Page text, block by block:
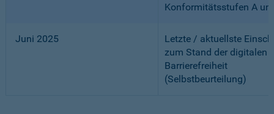
Konformitätsstufen A
Juni 2025
Letzte / aktuellste
zum Stand der digitalen
Barrierefreiheit
(Selbstbeurteilung)